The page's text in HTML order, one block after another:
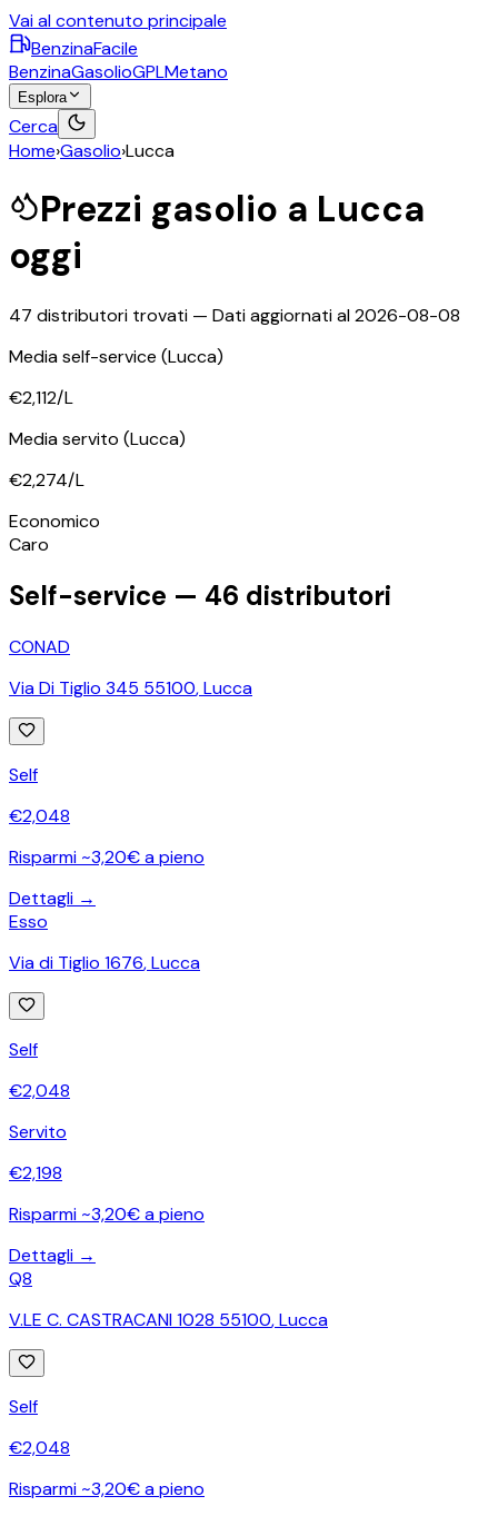
Vai al contenuto principale
BenzinaFacile
BenzinaGasolioGPLMetano
Esplora
Cerca
Home›Gasolio›Lucca
Prezzi gasolio a Lucca
oggi
47 distributori trovati — Dati aggiornati al2026-08-08
Media self-service (Lucca)
€2,112/L
Media servito (Lucca)
€2,274/L
Economico
Caro
Self-service — 46 distributori
CONAD
Via Di Tiglio 345 55100,Lucca
Self
€2,048
Risparmi ~3,20€ a pieno
Dettagli →
Esso
Via di Tiglio 1676,Lucca
Self
€2,048
Servito
€2,198
Risparmi ~3,20€ a pieno
Dettagli →
Q8
V.LE C. CASTRACANI 1028 55100,Lucca
Self
€2,048
Risparmi ~3,20€ a pieno